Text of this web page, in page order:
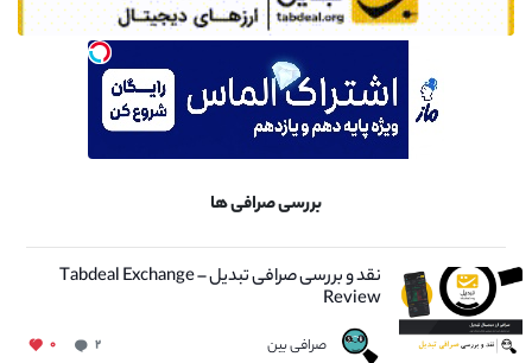
بررسی صرافی ها
نقد و بررسی صرافی تبدیل – Tabdeal Exchange
Review
صرافی بین ۲ ۰